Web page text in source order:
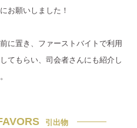
お願いしました！
に置き、ファーストバイトで利用
てもらい、司会者さんにも紹介し
引出物